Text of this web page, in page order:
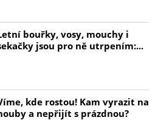
bouřky, vosy, mouchy i
jsou pro ně utrpením:...
kde rostou! Kam vyrazit na
a nepřijít s prázdnou?